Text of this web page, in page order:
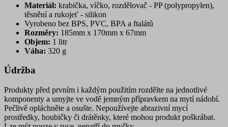
Materiál: krabička, víčko, rozdělovač - PP (polypropylen),
těsnění a rukojeť - silikon
Vyrobeno bez BPS, PVC, BPA a ftalátů
Rozměry: 185mm x 170mm x 67mm
Objem: 1 litr
Váha: 320 g
Údržba
Produkty před prvním i každým použitím rozdělte na jednotlivé
komponenty a umyjte ve vodě jemným přípravkem na mytí nádobí.
Pečlivě opláchněte a osušte. Nepoužívejte abrazivní mycí
prostředky, houbičky či drátěnky, které mohou produkt poškrábat.